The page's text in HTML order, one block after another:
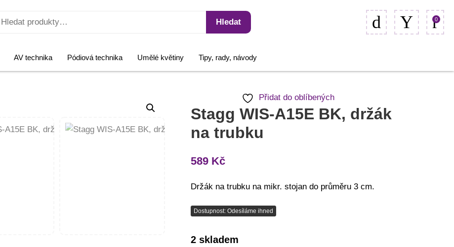
Hledat 0
AV technika Pódiová technika Umělé květiny Tipy, rady, návody
Přidat do oblíbených
Stagg WIS-A15E BK, držák
na trubku
589 Kč
Držák na trubku na mikr. stojan do průměru 3 cm.
Dostupnost: Odesíláme ihned
2 skladem